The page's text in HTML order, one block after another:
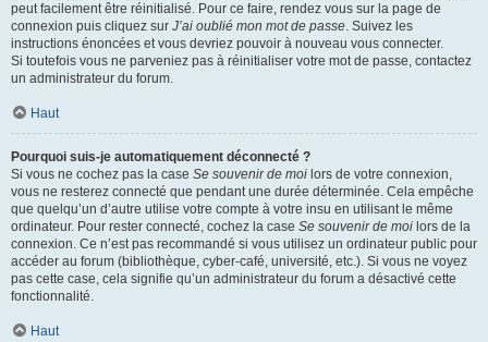
peut facilement être réinitialisé. Pour ce faire, rendez vous sur la page de
connexion puis cliquez sur J’ai oublié mon mot de passe. Suivez les
instructions énoncées et vous devriez pouvoir à nouveau vous connecter.
Si toutefois vous ne parveniez pas à réinitialiser votre mot de passe, contactez
un administrateur du forum.
Haut
Pourquoi suis-je automatiquement déconnecté ?
Si vous ne cochez pas la case Se souvenir de moi lors de votre connexion,
vous ne resterez connecté que pendant une durée déterminée. Cela empêche
que quelqu’un d’autre utilise votre compte à votre insu en utilisant le même
ordinateur. Pour rester connecté, cochez la case Se souvenir de moi lors de la
connexion. Ce n’est pas recommandé si vous utilisez un ordinateur public pour
accéder au forum (bibliothèque, cyber-café, université, etc.). Si vous ne voyez
pas cette case, cela signifie qu’un administrateur du forum a désactivé cette
fonctionnalité.
Haut